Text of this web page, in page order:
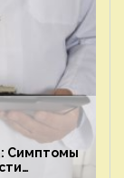
Симптомы